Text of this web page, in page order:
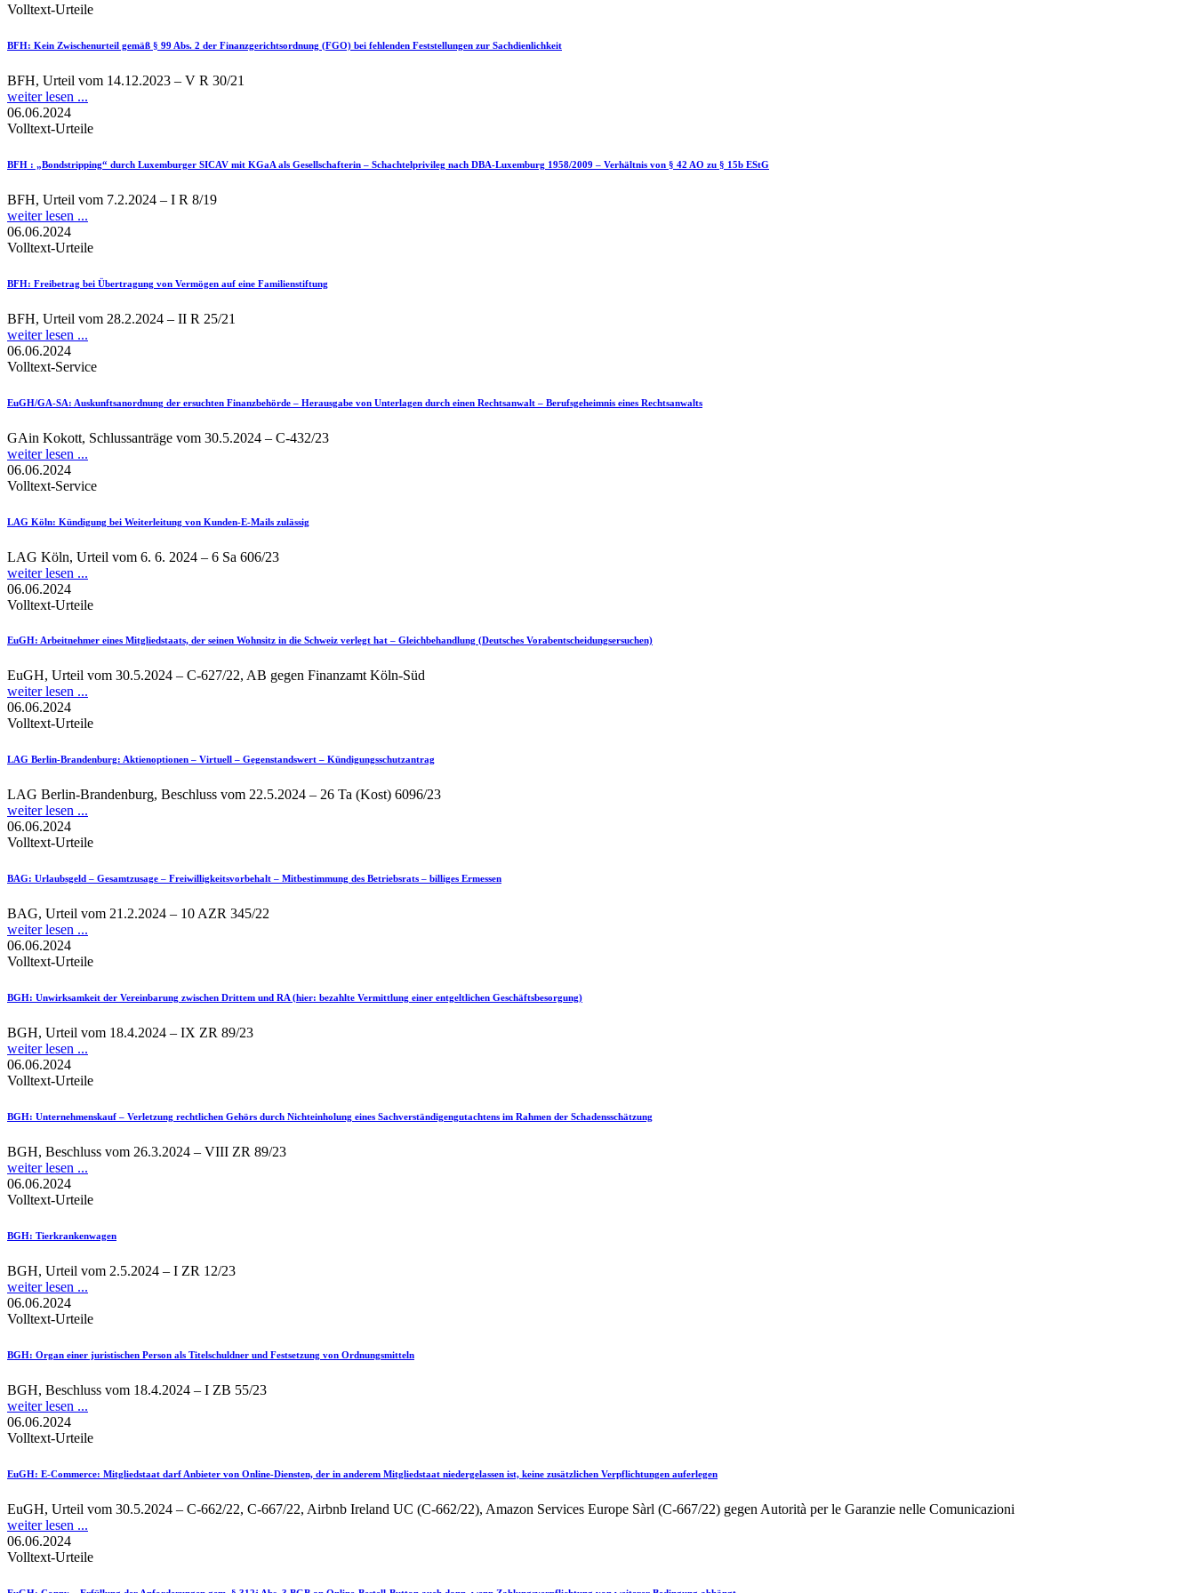
Volltext-Urteile
BFH: Kein Zwischenurteil gemäß § 99 Abs. 2 der Finanzgerichtsordnung (FGO) bei fehlenden Feststellungen zur Sachdienlichkeit
BFH, Urteil vom 14.12.2023 – V R 30/21
weiter lesen ...
06.06.2024
Volltext-Urteile
BFH : „Bondstripping“ durch Luxemburger SICAV mit KGaA als Gesellschafterin – Schachtelprivileg nach DBA-Luxemburg 1958/2009 – Verhältnis von § 42 AO zu § 15b EStG
BFH, Urteil vom 7.2.2024 – I R 8/19
weiter lesen ...
06.06.2024
Volltext-Urteile
BFH: Freibetrag bei Übertragung von Vermögen auf eine Familienstiftung
BFH, Urteil vom 28.2.2024 – II R 25/21
weiter lesen ...
06.06.2024
Volltext-Service
EuGH/GA-SA: Auskunftsanordnung der ersuchten Finanzbehörde – Herausgabe von Unterlagen durch einen Rechtsanwalt – Berufsgeheimnis eines Rechtsanwalts
GAin Kokott, Schlussanträge vom 30.5.2024 – C-432/23
weiter lesen ...
06.06.2024
Volltext-Service
LAG Köln: Kündigung bei Weiterleitung von Kunden-E-Mails zulässig
LAG Köln, Urteil vom 6. 6. 2024 – 6 Sa 606/23
weiter lesen ...
06.06.2024
Volltext-Urteile
EuGH: Arbeitnehmer eines Mitgliedstaats, der seinen Wohnsitz in die Schweiz verlegt hat – Gleichbehandlung (Deutsches Vorabentscheidungsersuchen)
EuGH, Urteil vom 30.5.2024 – C-627/22, AB gegen Finanzamt Köln-Süd
weiter lesen ...
06.06.2024
Volltext-Urteile
LAG Berlin-Brandenburg: Aktienoptionen – Virtuell – Gegenstandswert – Kündigungsschutzantrag
LAG Berlin-Brandenburg, Beschluss vom 22.5.2024 – 26 Ta (Kost) 6096/23
weiter lesen ...
06.06.2024
Volltext-Urteile
BAG: Urlaubsgeld – Gesamtzusage – Freiwilligkeitsvorbehalt – Mitbestimmung des Betriebsrats – billiges Ermessen
BAG, Urteil vom 21.2.2024 – 10 AZR 345/22
weiter lesen ...
06.06.2024
Volltext-Urteile
BGH: Unwirksamkeit der Vereinbarung zwischen Drittem und RA (hier: bezahlte Vermittlung einer entgeltlichen Geschäftsbesorgung)
BGH, Urteil vom 18.4.2024 – IX ZR 89/23
weiter lesen ...
06.06.2024
Volltext-Urteile
BGH: Unternehmenskauf – Verletzung rechtlichen Gehörs durch Nichteinholung eines Sachverständigengutachtens im Rahmen der Schadensschätzung
BGH, Beschluss vom 26.3.2024 – VIII ZR 89/23
weiter lesen ...
06.06.2024
Volltext-Urteile
BGH: Tierkrankenwagen
BGH, Urteil vom 2.5.2024 – I ZR 12/23
weiter lesen ...
06.06.2024
Volltext-Urteile
BGH: Organ einer juristischen Person als Titelschuldner und Festsetzung von Ordnungsmitteln
BGH, Beschluss vom 18.4.2024 – I ZB 55/23
weiter lesen ...
06.06.2024
Volltext-Urteile
EuGH: E-Commerce: Mitgliedstaat darf Anbieter von Online-Diensten, der in anderem Mitgliedstaat niedergelassen ist, keine zusätzlichen Verpflichtungen auferlegen
EuGH, Urteil vom 30.5.2024 – C-662/22, C-667/22, Airbnb Ireland UC (C‑662/22), Amazon Services Europe Sàrl (C‑667/22) gegen Autorità per le Garanzie nelle Comunicazioni
weiter lesen ...
06.06.2024
Volltext-Urteile